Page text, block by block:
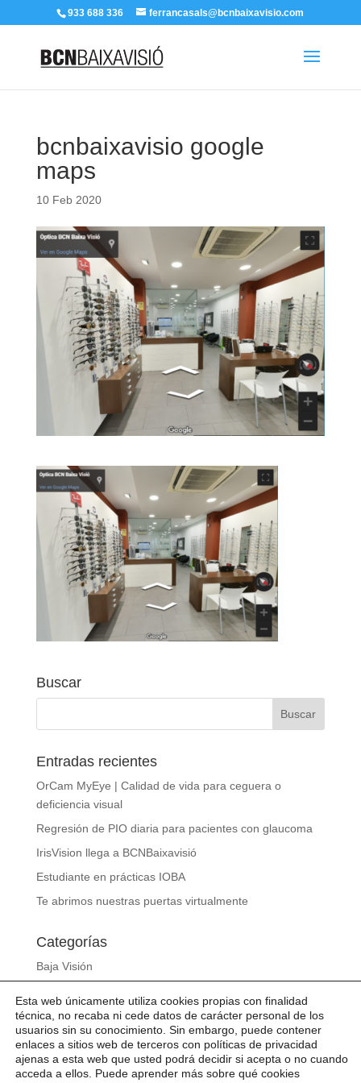
933 688 336 ferrancasals@bcnbaixavisio.com
bcnbaixavisio google
maps
10 Feb 2020
Buscar
Entradas recientes
OrCam MyEye | Calidad de vida para ceguera o
deficiencia visual
Regresión de PIO diaria para pacientes con glaucoma
IrisVision llega a BCNBaixavisió
Estudiante en prácticas IOBA
Te abrimos nuestras puertas virtualmente
Categorías
Baja Visión
Noticias
Sin categoría
Slideshow
Esta web únicamente utiliza cookies propias con finalidad
técnica, no recaba ni cede datos de carácter personal de los
usuarios sin su conocimiento. Sin embargo, puede contener
enlaces a sitios web de terceros con políticas de privacidad
ajenas a esta web que usted podrá decidir si acepta o no cuando
acceda a ellos. Puede aprender más sobre qué cookies